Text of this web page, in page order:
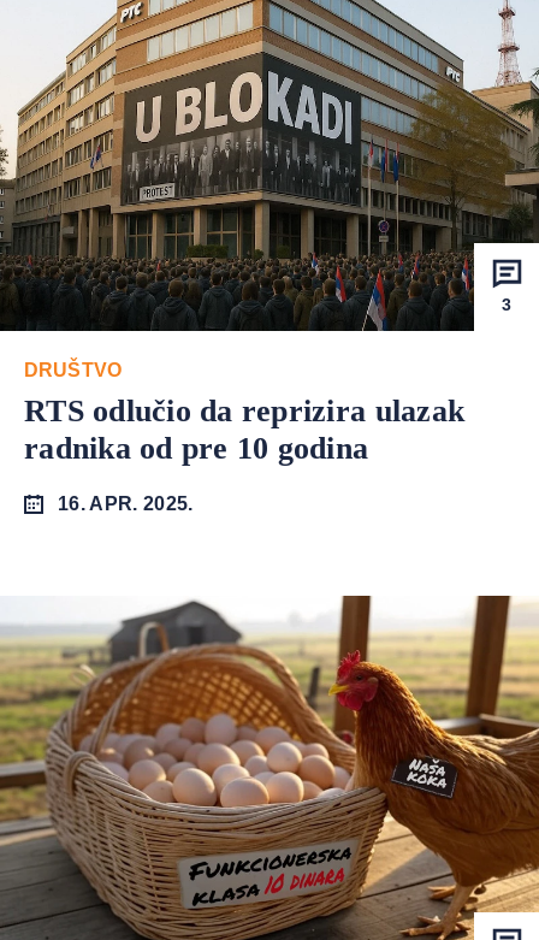
3
DRUŠTVO
RTS odlučio da reprizira ulazak
radnika od pre 10 godina
16. APR. 2025.